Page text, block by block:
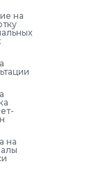
на
на